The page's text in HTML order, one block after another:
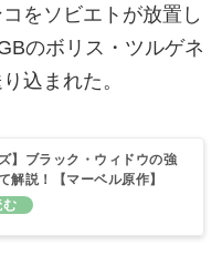
をソビエトが放置し
のボリス・ツルゲネ
込まれた。
】ブラック・ウィドウの強
解説！【マーベル原作】